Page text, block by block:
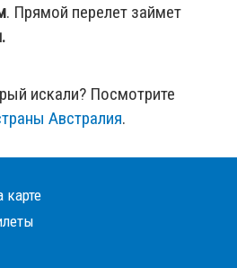
. Прямой перелет займет
искали? Посмотрите
Австралия.
карте